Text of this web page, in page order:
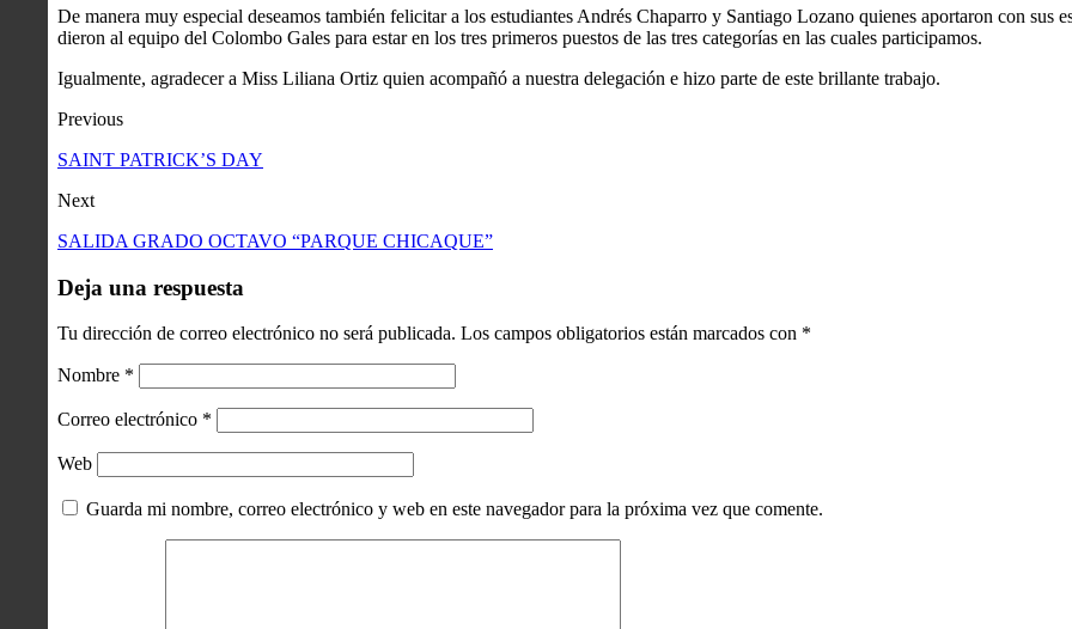
De manera muy especial deseamos también felicitar a los estudiantes Andrés Chaparro y Santiago Lozano quienes aportaron con sus
dieron al equipo del Colombo Gales para estar en los tres primeros puestos de las tres categorías en las cuales participamos.
Igualmente, agradecer a Miss Liliana Ortiz quien acompañó a nuestra delegación e hizo parte de este brillante trabajo.
Previous
SAINT PATRICK’S DAY
Next
SALIDA GRADO OCTAVO “PARQUE CHICAQUE”
Deja una respuesta
Tu dirección de correo electrónico no será publicada. Los campos obligatorios están marcados con *
Nombre *
Correo electrónico *
Web
Guarda mi nombre, correo electrónico y web en este navegador para la próxima vez que comente.